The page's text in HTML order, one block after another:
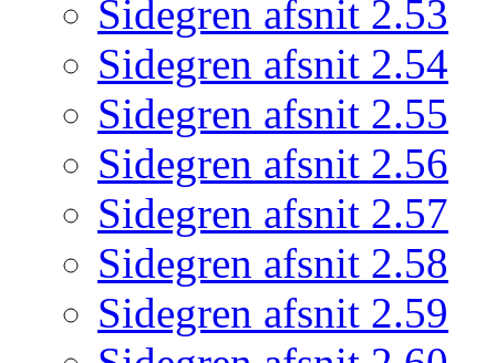
Sidegren afsnit 2.53
Sidegren afsnit 2.54
Sidegren afsnit 2.55
Sidegren afsnit 2.56
Sidegren afsnit 2.57
Sidegren afsnit 2.58
Sidegren afsnit 2.59